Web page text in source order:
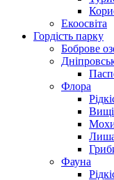
Екоосвіта
Гордість парку
Боброве
Флора
Вищі
Фауна